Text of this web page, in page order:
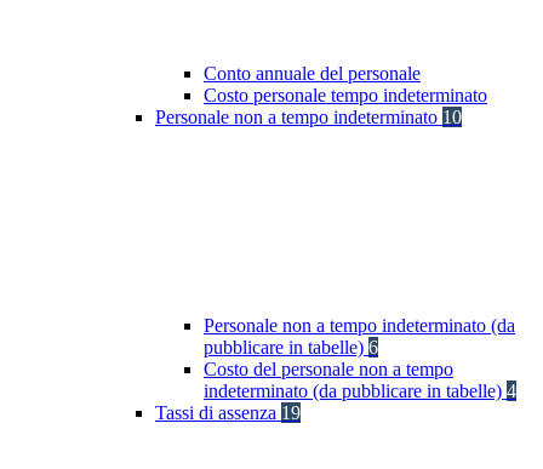
Conto annuale del personale
Costo personale tempo indeterminato
Personale non a tempo indeterminato 10
Personale non a tempo indeterminato (da
pubblicare in tabelle) 6
Costo del personale non a tempo
indeterminato (da pubblicare in tabelle) 4
Tassi di assenza 19